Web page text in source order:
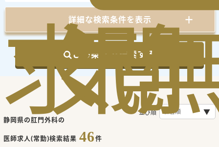
求
気
閲
詳細な検索条件を表示
この条件で検索する
静岡県の肛門外科の
医師求人(常勤)検索結果 46件
並び順